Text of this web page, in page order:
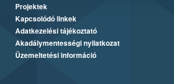
Projektek
Kapcsolódó linkek
Adatkezelési tájékoztató
Akadálymentességi nyilatkozat
Üzemeltetési információ